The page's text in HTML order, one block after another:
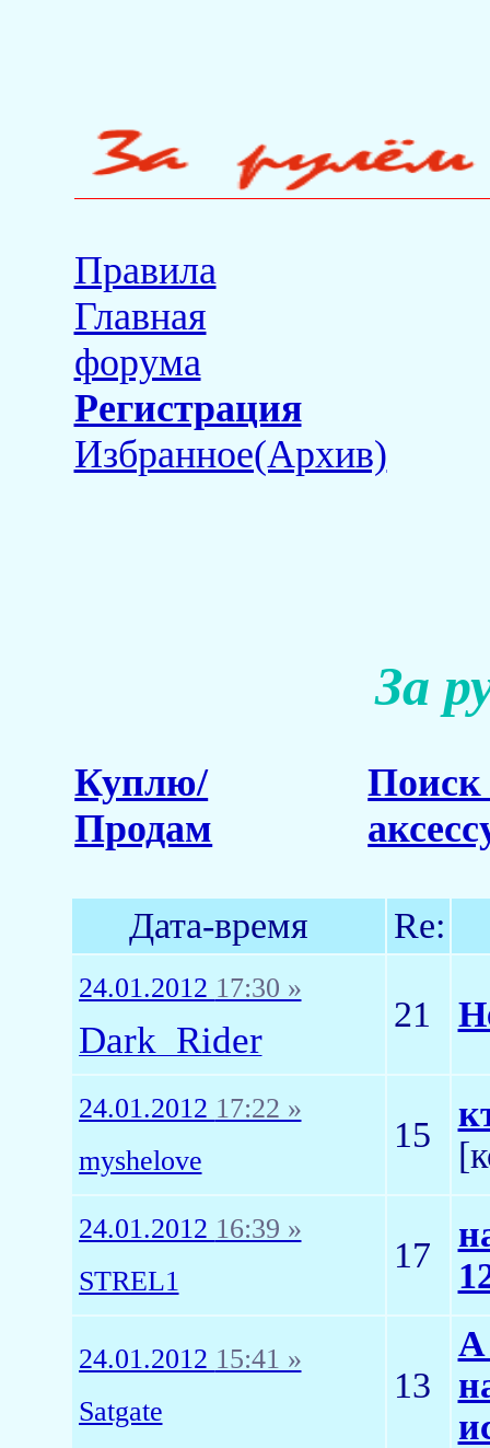
Правила
Главная
форума
Регистрация
Избранное(Архив)
За
Куплю/
Продам
Поиск
Дата-время Re:
24.01.2012 17:30 »
Dark_Rider
21
24.01.2012 17:22 »
myshelove
15
24.01.2012 16:39 »
STREL1
17
24.01.2012 15:41 »
Satgate
13
А